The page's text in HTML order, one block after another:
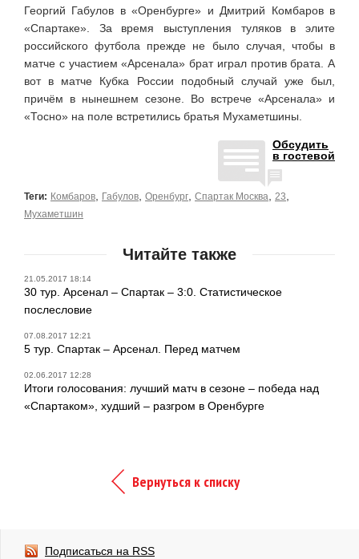
Георгий Габулов в «Оренбурге» и Дмитрий Комбаров в
«Спартаке». За время выступления туляков в элите
российского футбола прежде не было случая, чтобы в
матче с участием «Арсенала» брат играл против брата. А
вот в матче Кубка России подобный случай уже был,
причём в нынешнем сезоне. Во встрече «Арсенала» и
«Тосно» на поле встретились братья Мухаметшины.
Обсудить
в гостевой
Теги: Комбаров Габулов Оренбург Спартак Москва 23
Мухаметшин
Читайте также
21.05.2017 18:14
30 тур. Арсенал – Спартак – 3:0. Статистическое
послесловие
07.08.2017 12:21
5 тур. Спартак – Арсенал. Перед матчем
02.06.2017 12:28
Итоги голосования: лучший матч в сезоне – победа над
«Спартаком», худший – разгром в Оренбурге
Вернуться к списку
Подписаться на RSS